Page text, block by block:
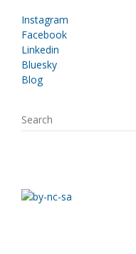
Instagram
Facebook
Linkedin
Bluesky
Blog
S
e
h